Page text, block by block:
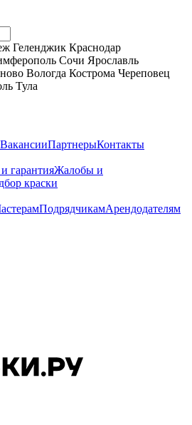
Геленджик Краснодар
Сочи Ярославль
Вологда Кострома Череповец
Тула
ВакансииПартнерыКонтакты
гарантияЖалобы и
краски
ПодрядчикамАрендодателям